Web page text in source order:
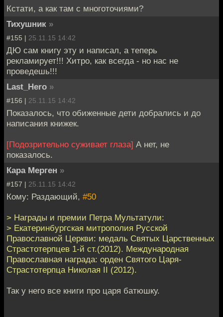
Кстати, а как там с многоточиями?
Тиxyшник »
#155 | 25.11.15 14:42
ДЮ сам книгу эту и написал, а теперь
рекламирует!!! Хитро, как всегда - но нас не
проведешь!!!
Last_Hero »
#156 | 25.11.15 14:42
Показалось, что обиженные дети добрались и до
написания книжек.
[Подозрительно суживает глаза] А нет, не
показалось.
Кара Мерген »
#157 | 25.11.15 14:42
Кому: Раздающий, #50
> Награды и премии Петра Мультатули:
> Екатеринбургская митрополия Русской
Православной Церкви: медаль Святых Царственных
Страстотерпцев 1-й ст.(2012). Международная
Православная награда: орден Святого Царя-
Страстотерпца Николая II (2012).
Так у него все книги про царя батюшку.